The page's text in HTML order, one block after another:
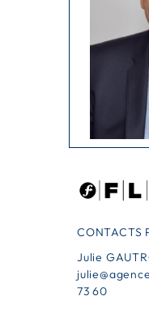
CONTACTS
Julie
73 60